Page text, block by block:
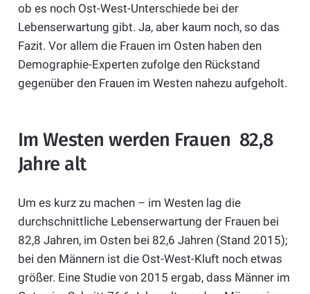
ob es noch Ost-West-Unterschiede bei der
Lebenserwartung gibt. Ja, aber kaum noch, so das
Fazit. Vor allem die Frauen im Osten haben den
Demographie-Experten zufolge den Rückstand
gegenüber den Frauen im Westen nahezu aufgeholt.
Im Westen werden Frauen 82,8
Jahre alt
Um es kurz zu machen – im Westen lag die
durchschnittliche Lebenserwartung der Frauen bei
82,8 Jahren, im Osten bei 82,6 Jahren (Stand 2015);
bei den Männern ist die Ost-West-Kluft noch etwas
größer. Eine Studie von 2015 ergab, dass Männer im